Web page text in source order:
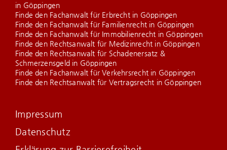
in Göppingen
Finde den Fachanwalt für Erbrecht in Göppingen
Finde den Fachanwalt für Familienrecht in Göppingen
Finde den Fachanwalt für Immobilienrecht in Göppingen
Finde den Rechtsanwalt für Medizinrecht in Göppingen
Finde den Rechtsanwalt für Schadenersatz &
Schmerzensgeld in Göppingen
Finde den Fachanwalt für Verkehrsrecht in Göppingen
Finde den Rechtsanwalt für Vertragsrecht in Göppingen
Impressum
Datenschutz